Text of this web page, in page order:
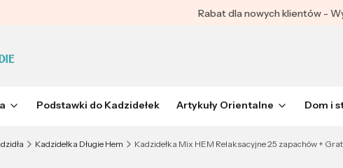
Rabat dla nowych klientów -
Podstawki do Kadzidełek Artykuły Orientalne Dom i
Kadzidełka Długie Hem Kadzidełka Mix HEM Relaksacyjne 25 zapachów +